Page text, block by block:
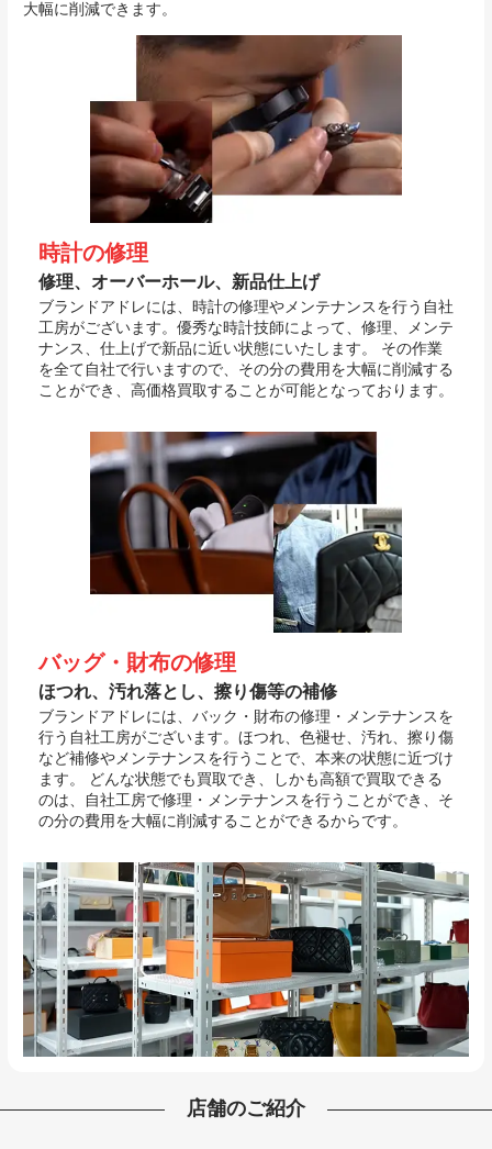
大幅に削減できます。
時計の修理
修理、オーバーホール、新品仕上げ
ブランドアドレには、時計の修理やメンテナンスを行う自社
工房がございます。優秀な時計技師によって、修理、メンテ
ナンス、仕上げで新品に近い状態にいたします。 その作業
を全て自社で行いますので、その分の費用を大幅に削減する
ことができ、高価格買取することが可能となっております。
バッグ・財布の修理
ほつれ、汚れ落とし、擦り傷等の補修
ブランドアドレには、バック・財布の修理・メンテナンスを
行う自社工房がございます。ほつれ、色褪せ、汚れ、擦り傷
など補修やメンテナンスを行うことで、本来の状態に近づけ
ます。 どんな状態でも買取でき、しかも高額で買取できる
のは、自社工房で修理・メンテナンスを行うことができ、そ
の分の費用を大幅に削減することができるからです。
店舗のご紹介